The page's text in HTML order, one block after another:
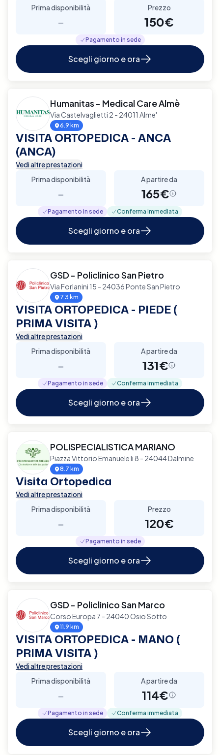
Prima disponibilità
-
Prezzo
150€
Pagamento in sede
Scegli giorno e ora
Humanitas - Medical Care Almè
Via Castelvaglietti 2 - 24011 Alme'
6.9 km
VISITA ORTOPEDICA - ANCA
(ANCA)
Vedi altre prestazioni
Prima disponibilità
-
A partire da
165€
Pagamento in sede Conferma immediata
Scegli giorno e ora
GSD - Policlinico San Pietro
Via Forlanini 15 - 24036 Ponte San Pietro
7.3 km
VISITA ORTOPEDICA - PIEDE (
PRIMA VISITA )
Vedi altre prestazioni
Prima disponibilità
-
A partire da
131€
Pagamento in sede Conferma immediata
Scegli giorno e ora
POLISPECIALISTICA MARIANO
Piazza Vittorio Emanuele Ii 8 - 24044 Dalmine
8.7 km
Visita Ortopedica
Vedi altre prestazioni
Prima disponibilità
-
Prezzo
120€
Pagamento in sede
Scegli giorno e ora
GSD - Policlinico San Marco
Corso Europa 7 - 24040 Osio Sotto
11.9 km
VISITA ORTOPEDICA - MANO (
PRIMA VISITA )
Vedi altre prestazioni
Prima disponibilità
-
A partire da
114€
Pagamento in sede Conferma immediata
Scegli giorno e ora